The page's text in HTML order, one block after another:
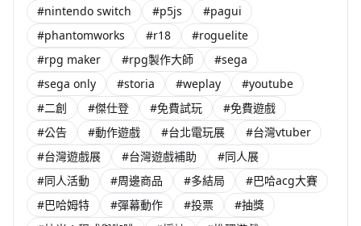
#nintendo switch
#p5js
#pagui
#phantomworks
#r18
#roguelite
#rpg maker
#rpg製作大師
#sega
#sega only
#storia #weplay
#youtube
#二創
#傑仕登 #免費試玩
#免費遊戲
#公告
#動作遊戲 #台北電玩展
#台灣vtuber
#台灣遊戲展
#台灣遊戲補助
#同人展
#同人活動
#周邊商品 #多結局
#巴哈acg大賽
#巴哈姆特
#彈幕動作 #投票
#抽獎